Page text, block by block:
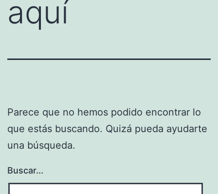
aquí
Parece que no hemos podido encontrar lo
que estás buscando. Quizá pueda ayudarte
una búsqueda.
Buscar...